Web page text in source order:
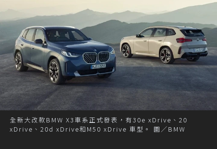
全新大改款BMW X3車系正式發表，有30e xDrive、20
xDrive、20d xDrive和M50 xDrive 車型。 圖／BMW